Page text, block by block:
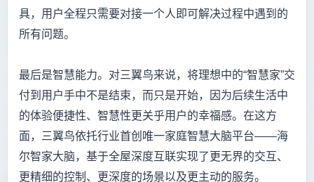
具，用户全程只需要对接一个人即可解决过程中遇到的
所有问题。
最后是智慧能力。对三翼鸟来说，将理想中的“智慧家”交
付到用户手中不是结束，而只是开始，因为后续生活中
的体验便捷性、智慧性更关乎用户的幸福感。在这方
面，三翼鸟依托行业首创唯一家庭智慧大脑平台——海
尔智家大脑，基于全屋深度互联实现了更无界的交互、
更精细的控制、更深度的场景以及更主动的服务。